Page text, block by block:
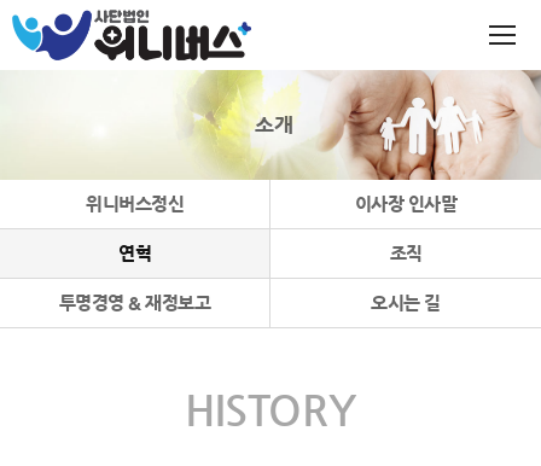
소개
위니버스정신 이사장 인사말
연혁 조직
투명경영 & 재정보고 오시는 길
HISTORY